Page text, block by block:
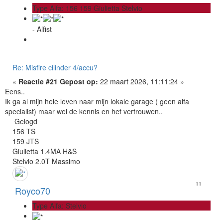
Type Alfa: 156 159 Giulietta Stelvio
- Alfist
Re: Misfire cilinder 4/accu?
« Reactie #21 Gepost op: 22 maart 2026, 11:11:24 »
Eens..
Ik ga al mijn hele leven naar mijn lokale garage ( geen alfa
specialist) maar wel de kennis en het vertrouwen..
Gelogd
156 TS
159 JTS
Giulietta 1.4MA H&S
Stelvio 2.0T Massimo
Royco70
11
Type Alfa: Stelvio